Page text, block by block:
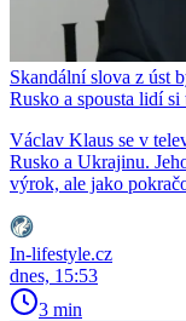
Skandální slova z úst
Rusko a spousta lidí
Václav Klaus se v
Rusko a Ukrajinu.
výrok, ale jako
In-lifestyle.cz
dnes, 15:53
3 min